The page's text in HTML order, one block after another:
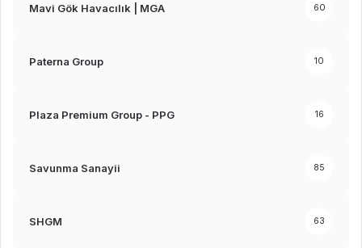
Mavi Gök Havacılık | MGA 60
Paterna Group 10
Plaza Premium Group - PPG 16
Savunma Sanayii 85
SHGM 63